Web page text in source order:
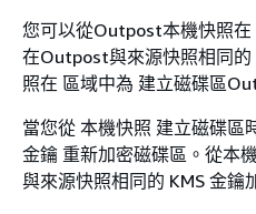
您可以從Outpost本機快照
在Outpost與來源快照相同
照在 區域中為 建立磁碟區
當您從 本機快照 建立磁碟區
金鑰 重新加密磁碟區。從本
與來源快照相同的 KMS 金鑰